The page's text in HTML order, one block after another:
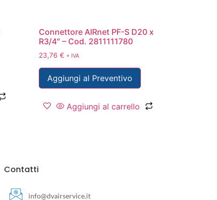
Connettore AIRnet PF-S D20 x
R3/4″ – Cod. 2811111780
23,76€ + IVA
Aggiungi al Preventivo
Aggiungi al carrello
Contatti
info@dvairservice.it